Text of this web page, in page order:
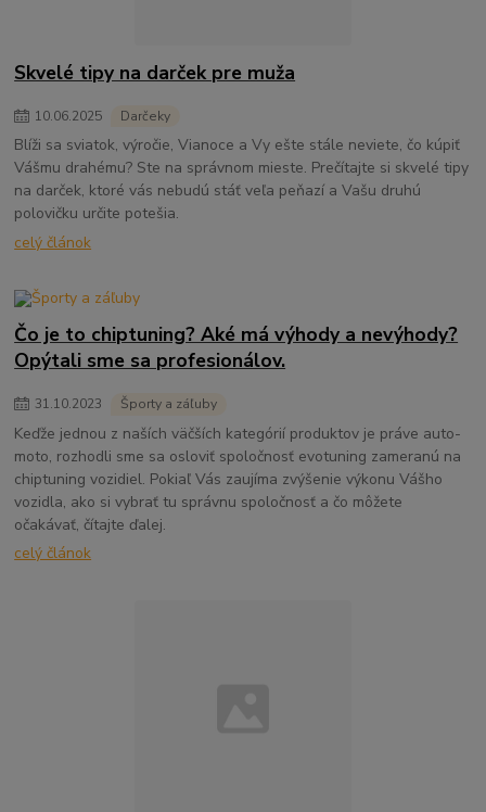
Skvelé tipy na darček pre muža
10.06.2025 Darčeky
Blíži sa sviatok, výročie, Vianoce a Vy ešte stále neviete, čo kúpiť
Vášmu drahému? Ste na správnom mieste. Prečítajte si skvelé tipy
na darček, ktoré vás nebudú stáť veľa peňazí a Vašu druhú
polovičku určite potešia.
celý článok
Čo je to chiptuning? Aké má výhody a nevýhody?
Opýtali sme sa profesionálov.
31.10.2023 Športy a záľuby
Keďže jednou z naších väčších kategórií produktov je práve auto-
moto, rozhodli sme sa osloviť spoločnosť evotuning zameranú na
chiptuning vozidiel. Pokiaľ Vás zaujíma zvýšenie výkonu Vášho
vozidla, ako si vybrať tu správnu spoločnosť a čo môžete
očakávať, čítajte ďalej.
celý článok